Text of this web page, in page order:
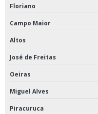
Floriano
Campo Maior
Altos
José de Freitas
Oeiras
Miguel Alves
Piracuruca